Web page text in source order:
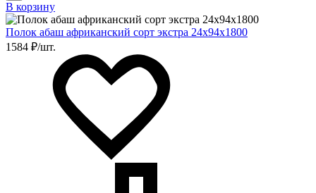
В корзину
Полок абаш африканский сорт экстра 24х94х1800
1584 ₽/шт.